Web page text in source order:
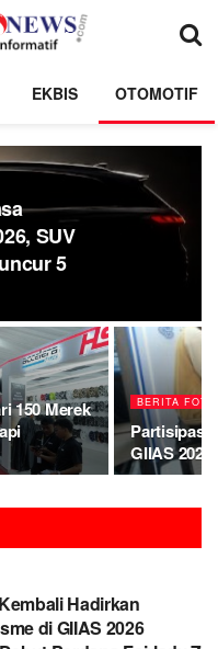
EKBIS OTOMOTIF
SUV
5
150 Merek
BERITA FOTO
Partisipasi
GIIAS 2026
Hadirkan
di GIIAS 2026